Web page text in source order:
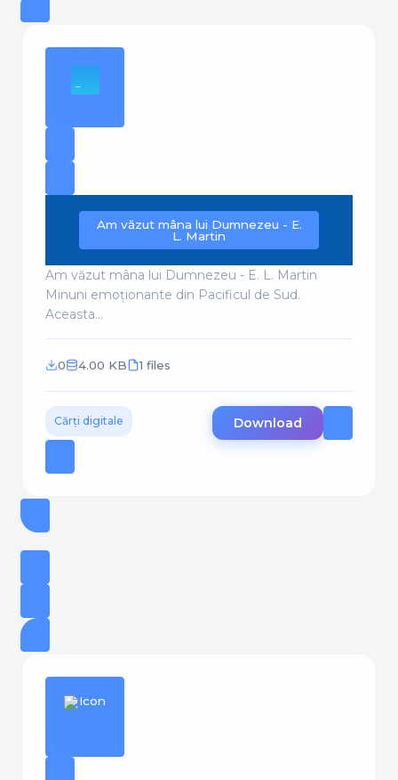
Am văzut mâna lui Dumnezeu - E.
L. Martin
Am văzut mâna lui Dumnezeu - E. L. Martin
Minuni emoționante din Pacificul de Sud.
Aceasta...
0 4.00 KB 1 files
Cărți digitale Download